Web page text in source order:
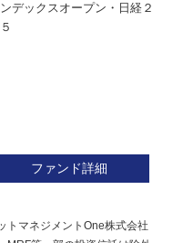
デックスミリオン
ファンド詳細
トマネジメントOne株式会社